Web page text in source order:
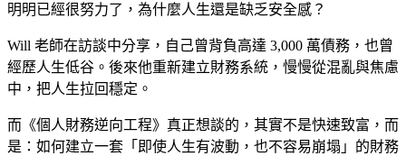
明明已經很努力了，為什麼人生還是缺乏安全感？
Will 老師在訪談中分享，自己曾背負高達 3,000 萬債務，也曾
經歷人生低谷。後來他重新建立財務系統，慢慢從混亂與焦慮
中，把人生拉回穩定。
而《個人財務逆向工程》真正想談的，其實不是快速致富，而
是：如何建立一套「即使人生有波動，也不容易崩塌」的財務